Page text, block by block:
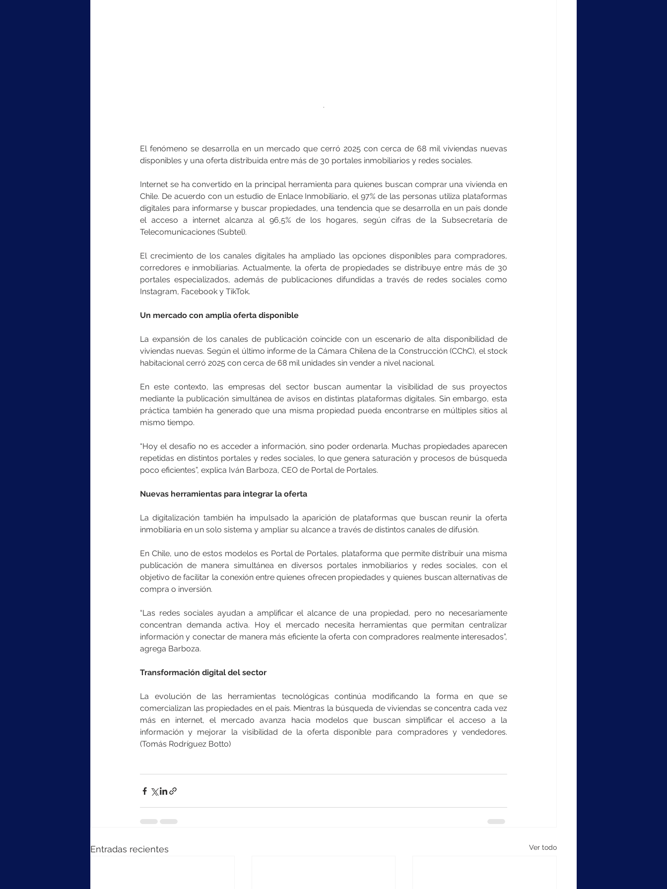
.
El fenómeno se desarrolla en un mercado que cerró 2025 con cerca de 68 mil viviendas nuevas
disponibles y una oferta distribuida entre más de 30 portales inmobiliarios y redes sociales.
Internet se ha convertido en la principal herramienta para quienes buscan comprar una vivienda en
Chile. De acuerdo con un estudio de Enlace Inmobiliario, el 97% de las personas utiliza plataformas
digitales para informarse y buscar propiedades, una tendencia que se desarrolla en un país donde
el acceso a internet alcanza al 96,5% de los hogares, según cifras de la Subsecretaría de
Telecomunicaciones (Subtel).
El crecimiento de los canales digitales ha ampliado las opciones disponibles para compradores,
corredores e inmobiliarias. Actualmente, la oferta de propiedades se distribuye entre más de 30
portales especializados, además de publicaciones difundidas a través de redes sociales como
Instagram, Facebook y TikTok.
Un mercado con amplia oferta disponible
La expansión de los canales de publicación coincide con un escenario de alta disponibilidad de
viviendas nuevas. Según el último informe de la Cámara Chilena de la Construcción (CChC), el stock
habitacional cerró 2025 con cerca de 68 mil unidades sin vender a nivel nacional.
En este contexto, las empresas del sector buscan aumentar la visibilidad de sus proyectos
mediante la publicación simultánea de avisos en distintas plataformas digitales. Sin embargo, esta
práctica también ha generado que una misma propiedad pueda encontrarse en múltiples sitios al
mismo tiempo.
“Hoy el desafío no es acceder a información, sino poder ordenarla. Muchas propiedades aparecen
repetidas en distintos portales y redes sociales, lo que genera saturación y procesos de búsqueda
poco eficientes”, explica Iván Barboza, CEO de Portal de Portales.
Nuevas herramientas para integrar la oferta
La digitalización también ha impulsado la aparición de plataformas que buscan reunir la oferta
inmobiliaria en un solo sistema y ampliar su alcance a través de distintos canales de difusión.
En Chile, uno de estos modelos es Portal de Portales, plataforma que permite distribuir una misma
publicación de manera simultánea en diversos portales inmobiliarios y redes sociales, con el
objetivo de facilitar la conexión entre quienes ofrecen propiedades y quienes buscan alternativas de
compra o inversión.
“Las redes sociales ayudan a amplificar el alcance de una propiedad, pero no necesariamente
concentran demanda activa. Hoy el mercado necesita herramientas que permitan centralizar
información y conectar de manera más eficiente la oferta con compradores realmente interesados”,
agrega Barboza.
Transformación digital del sector
La evolución de las herramientas tecnológicas continúa modificando la forma en que se
comercializan las propiedades en el país. Mientras la búsqueda de viviendas se concentra cada vez
más en internet, el mercado avanza hacia modelos que buscan simplificar el acceso a la
información y mejorar la visibilidad de la oferta disponible para compradores y vendedores.
(Tomás Rodríguez Botto)
Entradas recientes Ver todo